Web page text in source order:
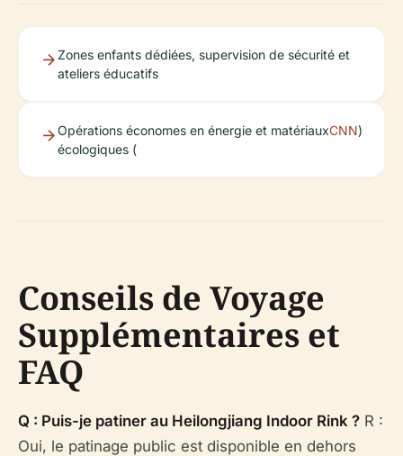
Zones enfants dédiées, supervision de sécurité et
ateliers éducatifs
Opérations économes en énergie et matériaux
écologiques (
CNN)
Conseils de Voyage
Supplémentaires et
FAQ
Q : Puis-je patiner au Heilongjiang Indoor Rink ? R :
Oui, le patinage public est disponible en dehors